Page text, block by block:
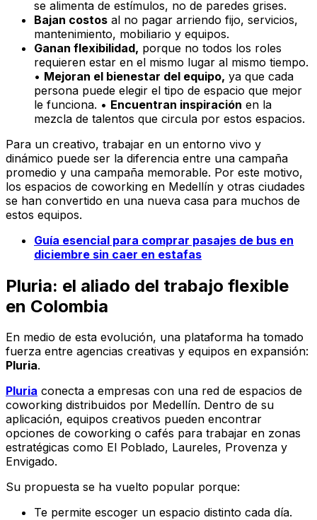
se alimenta de estímulos, no de paredes grises.
Bajan costos al no pagar arriendo fijo, servicios,
mantenimiento, mobiliario y equipos.
Ganan flexibilidad, porque no todos los roles
requieren estar en el mismo lugar al mismo tiempo.
• Mejoran el bienestar del equipo, ya que cada
persona puede elegir el tipo de espacio que mejor
le funciona. • Encuentran inspiración en la
mezcla de talentos que circula por estos espacios.
Para un creativo, trabajar en un entorno vivo y
dinámico puede ser la diferencia entre una campaña
promedio y una campaña memorable. Por este motivo,
los espacios de coworking en Medellín y otras ciudades
se han convertido en una nueva casa para muchos de
estos equipos.
Guía esencial para comprar pasajes de bus en
diciembre sin caer en estafas
Pluria: el aliado del trabajo flexible
en Colombia
En medio de esta evolución, una plataforma ha tomado
fuerza entre agencias creativas y equipos en expansión:
Pluria.
Pluria conecta a empresas con una red de espacios de
coworking distribuidos por Medellín. Dentro de su
aplicación, equipos creativos pueden encontrar
opciones de coworking o cafés para trabajar en zonas
estratégicas como El Poblado, Laureles, Provenza y
Envigado.
Su propuesta se ha vuelto popular porque:
Te permite escoger un espacio distinto cada día.